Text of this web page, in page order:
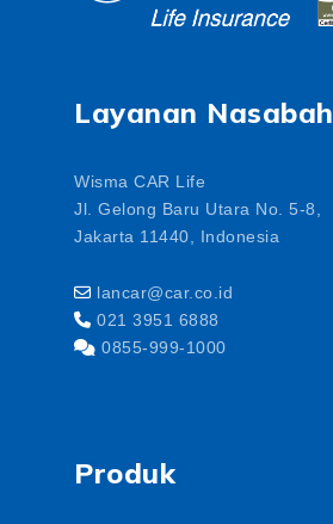
Layanan Nasabah
Wisma CAR Life
Jl. Gelong Baru Utara No. 5-8,
Jakarta 11440, Indonesia
lancar@car.co.id
021 3951 6888
0855-999-1000
Produk